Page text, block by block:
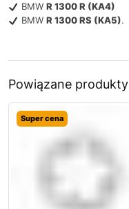
BMW R 1300 R (KA4)
BMW R 1300 RS (KA5).
Powiązane produkty
Super cena